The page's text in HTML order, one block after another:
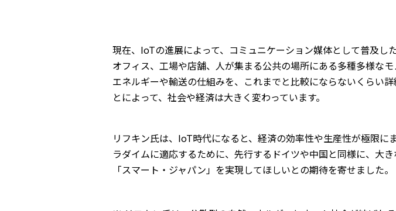
現在、IoTの進展によって、コミュニケーション媒体として普及し
オフィス、工場や店舗、人が集まる公共の場所にある多種多様なモ
エネルギーや輸送の仕組みを、これまでと比較にならないくらい
とによって、社会や経済は大きく変わっています。
リフキン氏は、IoT時代になると、経済の効率性や生産性が極限
ラダイムに適応するために、先行するドイツや中国と同様に、大
「スマート・ジャパン」を実現してほしいとの期待を寄せました。